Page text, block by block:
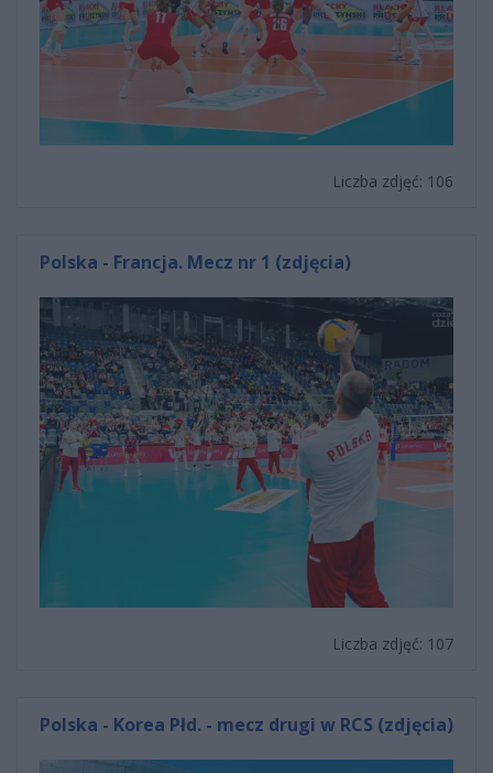
Liczba zdjęć: 106
Polska - Francja. Mecz nr 1 (zdjęcia)
Liczba zdjęć: 107
Polska - Korea Płd. - mecz drugi w RCS (zdjęcia)